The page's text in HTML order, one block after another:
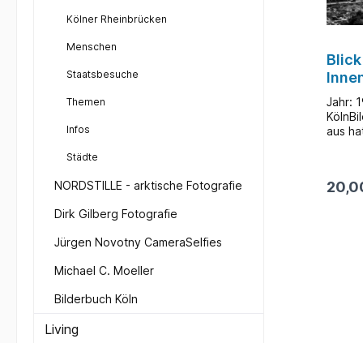
Kölner Rheinbrücken
Menschen
Staatsbesuche
Themen
Infos
Städte
NORDSTILLE - arktische Fotografie
Dirk Gilberg Fotografie
Jürgen Novotny CameraSelfies
Michael C. Moeller
Bilderbuch Köln
Living
C & A
Jahr:
aus
an